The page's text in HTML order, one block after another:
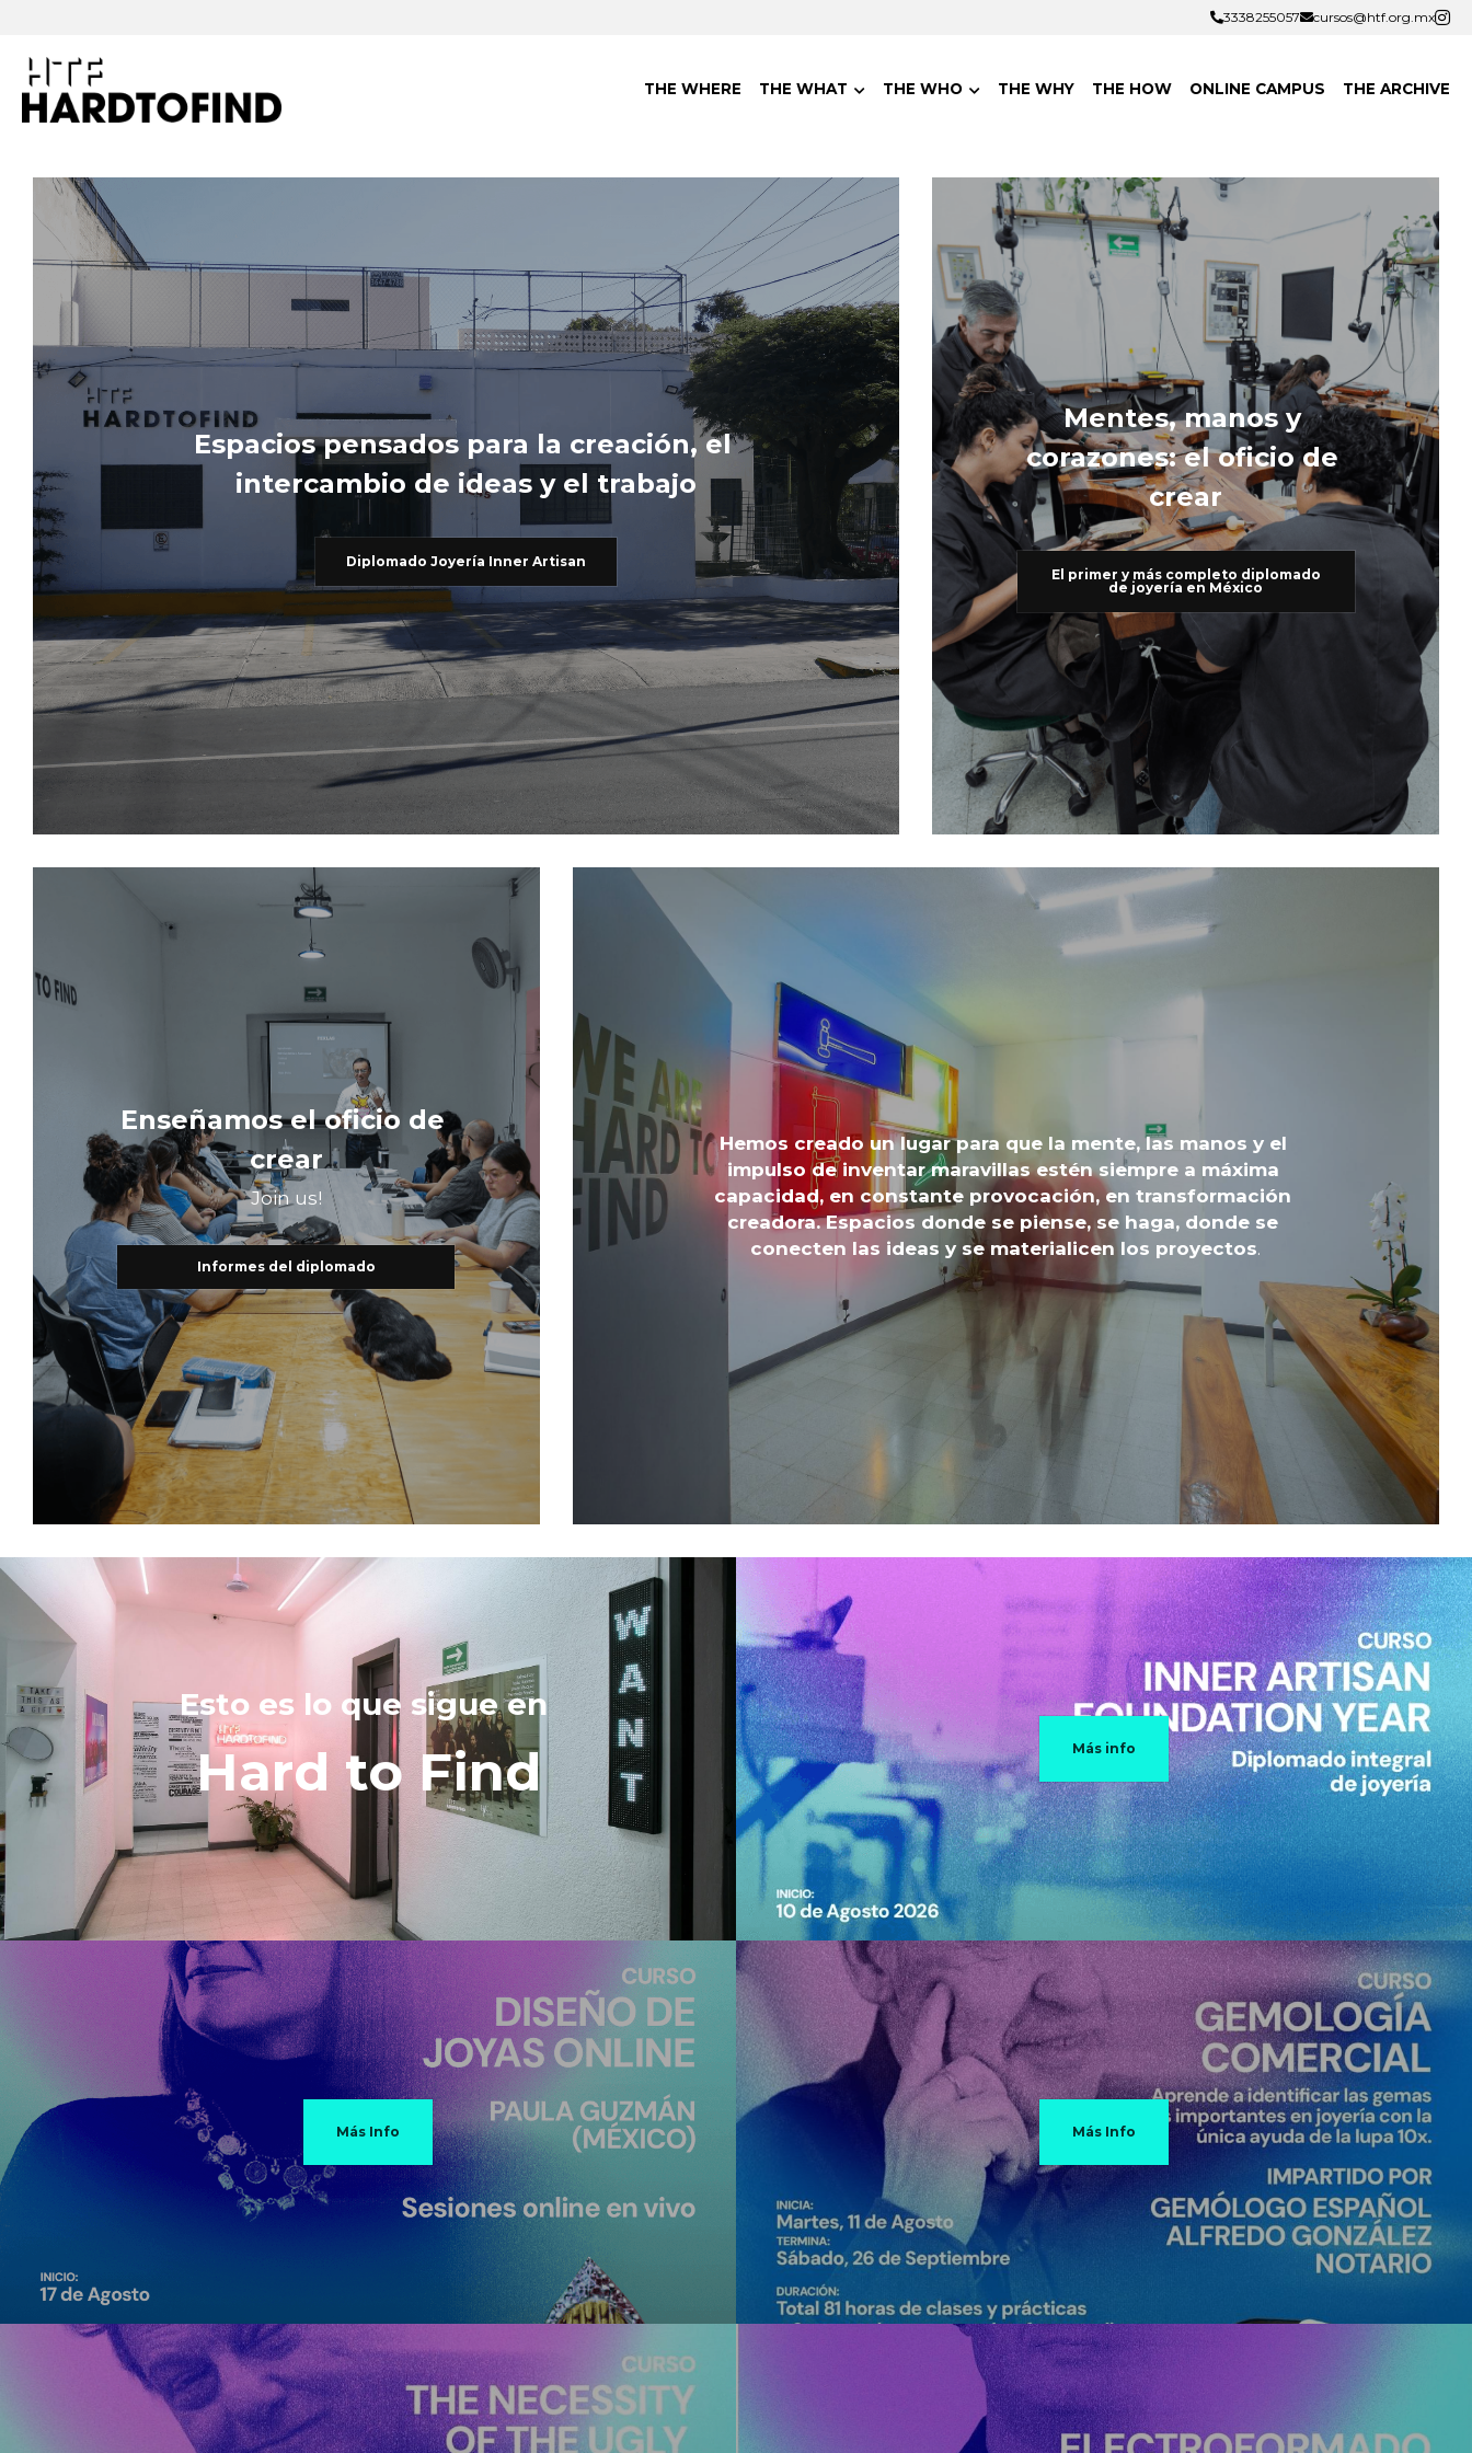
3338255057 cursos@htf.org.mx
3338255057 cursos@htf.org.mx
THE WHERE THE WHAT THE WHO THE WHY THE HOW ONLINE CAMPUS THE ARCHIVE
Espacios pensados para la creación, el
intercambio de ideas y el trabajo
Diplomado Joyería Inner Artisan
Mentes, manos y
corazones: el oficio de
crear
El primer y más completo diplomado
de joyería en México
Enseñamos el oficio de
crear
Join us!
Informes del diplomado
Hemos creado un lugar para que la mente, las manos y el
impulso de inventar maravillas estén siempre a máxima
capacidad, en constante provocación, en transformación
creadora. Espacios donde se piense, se haga, donde se
conecten las ideas y se materialicen los proyectos.
Esto es lo que sigue en
Hard to Find Más info
Más Info Más Info